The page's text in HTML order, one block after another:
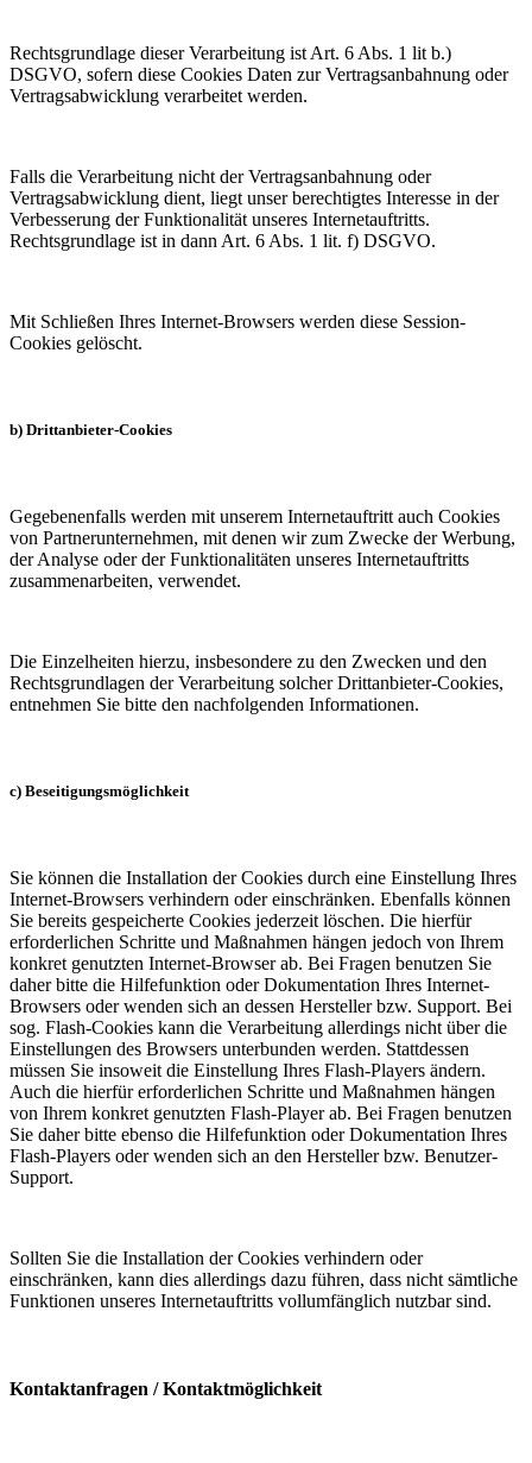
Rechtsgrundlage dieser Verarbeitung ist Art. 6 Abs. 1 lit b.)
DSGVO, sofern diese Cookies Daten zur Vertragsanbahnung oder
Vertragsabwicklung verarbeitet werden.
Falls die Verarbeitung nicht der Vertragsanbahnung oder
Vertragsabwicklung dient, liegt unser berechtigtes Interesse in der
Verbesserung der Funktionalität unseres Internetauftritts.
Rechtsgrundlage ist in dann Art. 6 Abs. 1 lit. f) DSGVO.
Mit Schließen Ihres Internet-Browsers werden diese Session-
Cookies gelöscht.
b) Drittanbieter-Cookies
Gegebenenfalls werden mit unserem Internetauftritt auch Cookies
von Partnerunternehmen, mit denen wir zum Zwecke der Werbung,
der Analyse oder der Funktionalitäten unseres Internetauftritts
zusammenarbeiten, verwendet.
Die Einzelheiten hierzu, insbesondere zu den Zwecken und den
Rechtsgrundlagen der Verarbeitung solcher Drittanbieter-Cookies,
entnehmen Sie bitte den nachfolgenden Informationen.
c) Beseitigungsmöglichkeit
Sie können die Installation der Cookies durch eine Einstellung Ihres
Internet-Browsers verhindern oder einschränken. Ebenfalls können
Sie bereits gespeicherte Cookies jederzeit löschen. Die hierfür
erforderlichen Schritte und Maßnahmen hängen jedoch von Ihrem
konkret genutzten Internet-Browser ab. Bei Fragen benutzen Sie
daher bitte die Hilfefunktion oder Dokumentation Ihres Internet-
Browsers oder wenden sich an dessen Hersteller bzw. Support. Bei
sog. Flash-Cookies kann die Verarbeitung allerdings nicht über die
Einstellungen des Browsers unterbunden werden. Stattdessen
müssen Sie insoweit die Einstellung Ihres Flash-Players ändern.
Auch die hierfür erforderlichen Schritte und Maßnahmen hängen
von Ihrem konkret genutzten Flash-Player ab. Bei Fragen benutzen
Sie daher bitte ebenso die Hilfefunktion oder Dokumentation Ihres
Flash-Players oder wenden sich an den Hersteller bzw. Benutzer-
Support.
Sollten Sie die Installation der Cookies verhindern oder
einschränken, kann dies allerdings dazu führen, dass nicht sämtliche
Funktionen unseres Internetauftritts vollumfänglich nutzbar sind.
Kontaktanfragen / Kontaktmöglichkeit